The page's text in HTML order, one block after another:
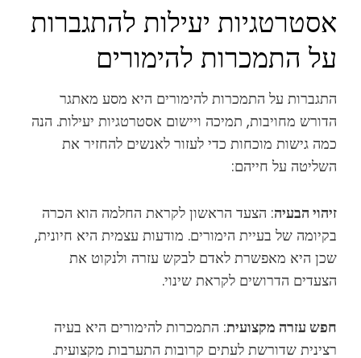
אסטרטגיות יעילות להתגברות
על התמכרות להימורים
התגברות על התמכרות להימורים היא מסע מאתגר
הדורש מחויבות, תמיכה ויישום אסטרטגיות יעילות. הנה
כמה גישות מוכחות כדי לעזור לאנשים להחזיר את
השליטה על חייהם:
זיהוי הבעיה: הצעד הראשון לקראת החלמה הוא הכרה
בקיומה של בעיית הימורים. מודעות עצמית היא חיונית,
שכן היא מאפשרת לאדם לבקש עזרה ולנקוט את
הצעדים הדרושים לקראת שינוי.
חפש עזרה מקצועית: התמכרות להימורים היא בעיה
רצינית שדורשת לעתים קרובות התערבות מקצועית.